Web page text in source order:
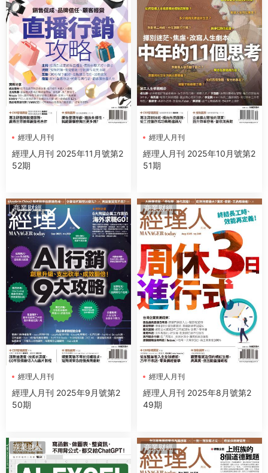
經理人月刊
經理人月刊 2025年11月號第2
52期
經理人月刊
經理人月刊 2025年10月號第2
51期
商業财經
經理人月刊
經理人月刊 2025年9月號第2
50期
商業财經
經理人月刊
經理人月刊 2025年8月號第2
49期
商業财經 商業财經